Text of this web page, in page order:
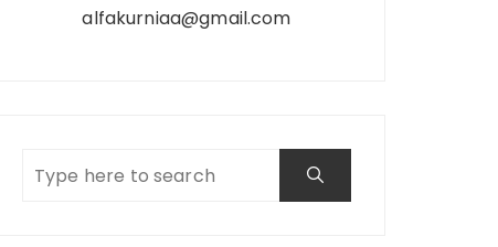
alfakurniaa@gmail.com